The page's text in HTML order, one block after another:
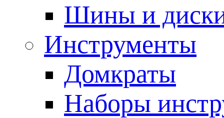
Шины и
Инструменты
Домкраты
Наборы